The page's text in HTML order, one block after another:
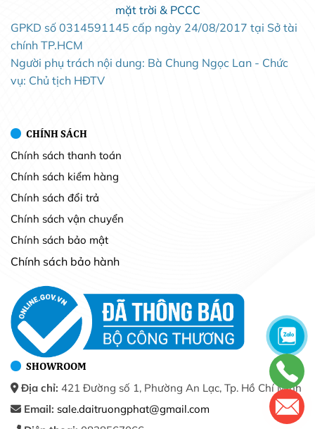
mặt trời & PCCC
GPKD số 0314591145 cấp ngày 24/08/2017 tại Sở tài
chính TP.HCM
Người phụ trách nội dung: Bà Chung Ngọc Lan - Chức
vụ: Chủ tịch HĐTV
CHÍNH SÁCH
Chính sách thanh toán
Chính sách kiểm hàng
Chính sách đổi trả
Chính sách vận chuyển
Chính sách bảo mật
Chính sách bảo hành
SHOWROOM
Địa chỉ: 421 Đường số 1, Phường An Lạc, Tp. Hồ Chí Minh
Email: sale.daitruongphat@gmail.com